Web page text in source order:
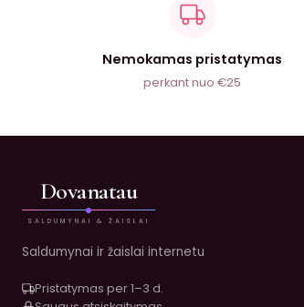
Nemokamas pristatymas
perkant nuo €25
Dovanatau
SALDUMYNAI & ŽAISLAI
Saldumynai ir žaislai internetu
Pristatymas per 1–3 d.